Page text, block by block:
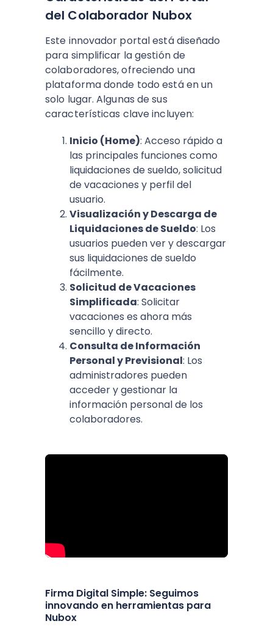
del Colaborador Nubox
Este innovador portal está diseñado
para simplificar la gestión de
colaboradores, ofreciendo una
plataforma donde todo está en un
solo lugar. Algunas de sus
características clave incluyen:
Inicio (Home): Acceso rápido a
las principales funciones como
liquidaciones de sueldo, solicitud
de vacaciones y perfil del
usuario.
Visualización y Descarga de
Liquidaciones de Sueldo: Los
usuarios pueden ver y descargar
sus liquidaciones de sueldo
fácilmente.
Solicitud de Vacaciones
Simplificada: Solicitar
vacaciones es ahora más
sencillo y directo.
Consulta de Información
Personal y Previsional: Los
administradores pueden
acceder y gestionar la
información personal de los
colaboradores.
Firma Digital Simple: Seguimos
innovando en herramientas para
Nubox